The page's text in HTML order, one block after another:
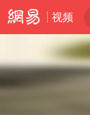
视频